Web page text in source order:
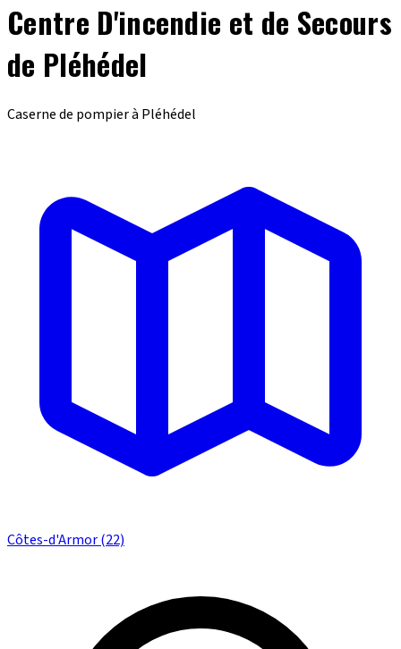
Centre D'incendie et de Secours
de Pléhédel
Caserne de pompier à Pléhédel
Côtes-d'Armor (22)